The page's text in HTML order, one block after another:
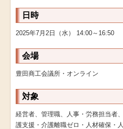
日時
2025年7月2日（水） 14:00～16:50
会場
豊田商工会議所・オンライン
対象
経営者、管理職、人事・労務担当者
護支援・介護離職ゼロ・人材確保・